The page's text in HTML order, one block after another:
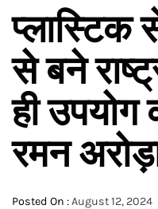
प्लास्टिक
से बने
ही
रमन
Posted On :August 12, 2024